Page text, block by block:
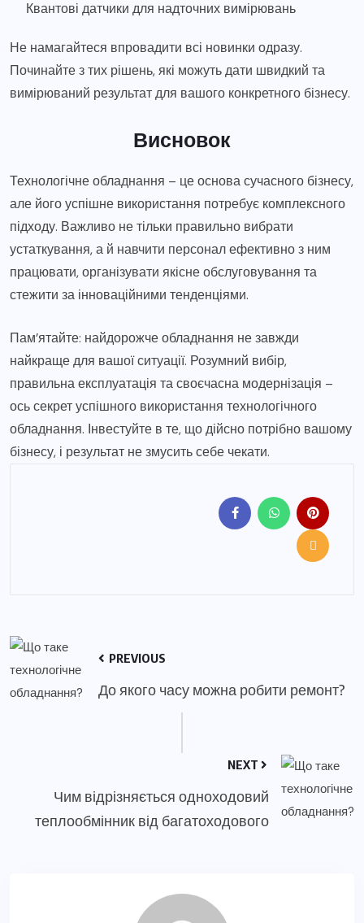
Квантові датчики для надточних вимірювань
Не намагайтеся впровадити всі новинки одразу.
Починайте з тих рішень, які можуть дати швидкий та
вимірюваний результат для вашого конкретного бізнесу.
Висновок
Технологічне обладнання – це основа сучасного бізнесу,
але його успішне використання потребує комплексного
підходу. Важливо не тільки правильно вибрати
устаткування, а й навчити персонал ефективно з ним
працювати, організувати якісне обслуговування та
стежити за інноваційними тенденціями.
Пам’ятайте: найдорожче обладнання не завжди
найкраще для вашої ситуації. Розумний вибір,
правильна експлуатація та своєчасна модернізація –
ось секрет успішного використання технологічного
обладнання. Інвестуйте в те, що дійсно потрібно вашому
бізнесу, і результат не змусить себе чекати.
PREVIOUS
До якого часу можна робити ремонт?
NEXT
Чим відрізняється одноходовий
теплообмінник від багатоходового